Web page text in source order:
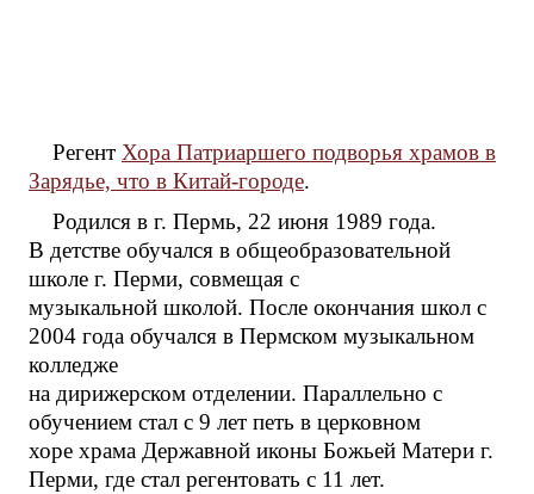
Регент Хора Патриаршего подворья храмов в
Зарядье, что в Китай-городе.
Родился в г. Пермь, 22 июня 1989 года.
В детстве обучался в общеобразовательной
школе г. Перми, совмещая с
музыкальной школой. После окончания школ с
2004 года обучался в Пермском музыкальном
колледже
на дирижерском отделении. Параллельно с
обучением стал с 9 лет петь в церковном
хоре храма Державной иконы Божьей Матери г.
Перми, где стал регентовать с 11 лет.